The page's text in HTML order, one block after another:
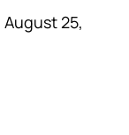
August 25,